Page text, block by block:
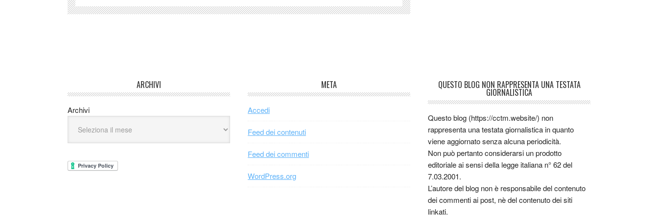
ARCHIVI
Archivi
META
Accedi
Feed dei contenuti
Feed dei commenti
WordPress.org
QUESTO BLOG NON RAPPRESENTA UNA TESTATA
GIORNALISTICA
Questo blog (https://cctm.website/) non
rappresenta una testata giornalistica in quanto
viene aggiornato senza alcuna periodicità.
Non può pertanto considerarsi un prodotto
editoriale ai sensi della legge italiana n° 62 del
7.03.2001.
L’autore del blog non è responsabile del contenuto
dei commenti ai post, nè del contenuto dei siti
linkati.